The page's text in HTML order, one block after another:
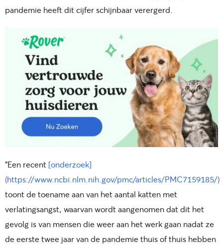
pandemie heeft dit cijfer schijnbaar verergerd.
"Een recent [onderzoek]
(https://www.ncbi.nlm.nih.gov/pmc/articles/PMC7159185/)
toont de toename aan van het aantal katten met
verlatingsangst, waarvan wordt aangenomen dat dit het
gevolg is van mensen die weer aan het werk gaan nadat ze
de eerste twee jaar van de pandemie thuis of thuis hebben